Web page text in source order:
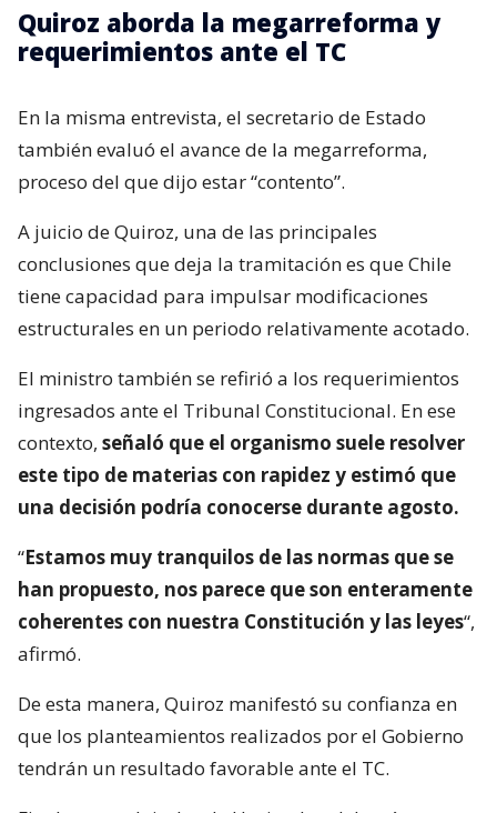
Quiroz aborda la megarreforma y
requerimientos ante el TC
En la misma entrevista, el secretario de Estado
también evaluó el avance de la megarreforma,
proceso del que dijo estar “contento”.
A juicio de Quiroz, una de las principales
conclusiones que deja la tramitación es que Chile
tiene capacidad para impulsar modificaciones
estructurales en un periodo relativamente acotado.
El ministro también se refirió a los requerimientos
ingresados ante el Tribunal Constitucional. En ese
contexto, señaló que el organismo suele resolver
este tipo de materias con rapidez y estimó que
una decisión podría conocerse durante agosto.
“Estamos muy tranquilos de las normas que se
han propuesto, nos parece que son enteramente
coherentes con nuestra Constitución y las leyes“,
afirmó.
De esta manera, Quiroz manifestó su confianza en
que los planteamientos realizados por el Gobierno
tendrán un resultado favorable ante el TC.